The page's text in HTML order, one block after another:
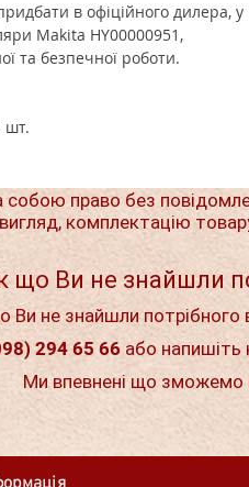
в офіційного дилера, у
Makita HY00000951,
та безпечної роботи.
шт.
право без
комплектацію
що Ви не знайшли
не знайшли потрібного
294 65 66 або напишіть
Ми впевнені що